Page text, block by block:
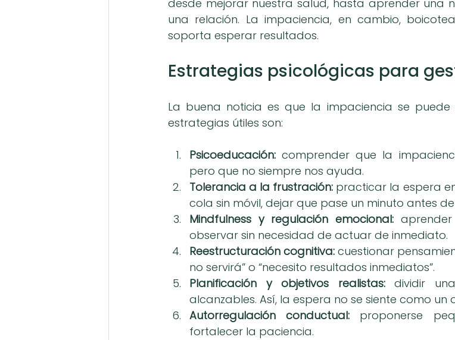
desde mejorar nuestra salud, hasta aprender una
una relación. La impaciencia, en cambio,
soporta esperar resultados.
Estrategias psicológicas para
La buena noticia es que la impaciencia se puede
estrategias útiles son:
Psicoeducación: comprender que la
pero que no siempre nos ayuda.
Tolerancia a la frustración: practicar la espera
cola sin móvil, dejar que pase un minuto antes
Mindfulness y regulación emocional:
observar sin necesidad de actuar de inmediato.
Reestructuración cognitiva: cuestionar
no servirá” o “necesito resultados inmediatos”.
Planificación y objetivos realistas: dividir
alcanzables. Así, la espera no se siente como un
Autorregulación conductual: proponerse
fortalecer la paciencia.